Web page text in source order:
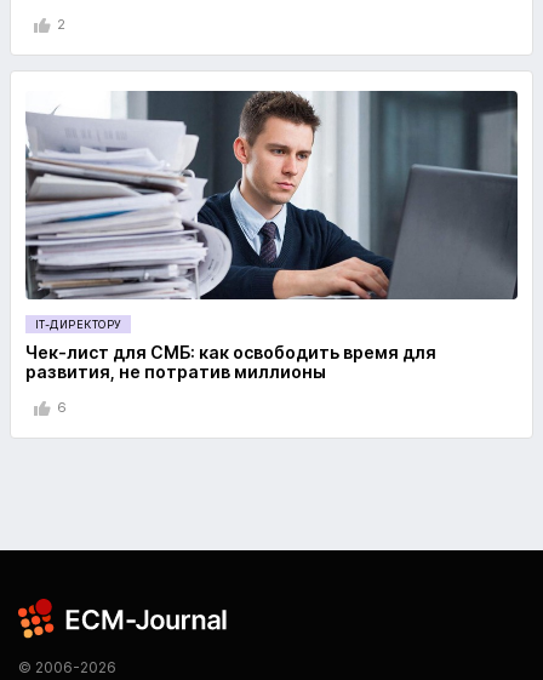
2
IT-ДИРЕКТОРУ
Чек-лист для СМБ: как освободить время для
развития, не потратив миллионы
6
© 2006-2026